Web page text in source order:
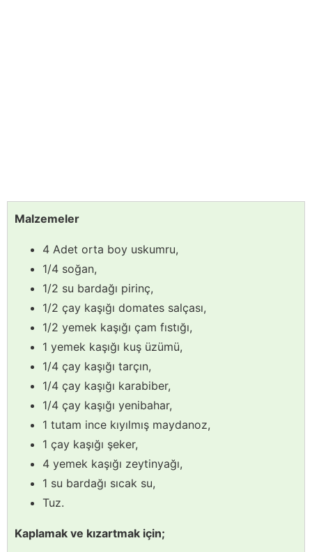
Malzemeler
4 Adet orta boy uskumru,
1/4 soğan,
1/2 su bardağı pirinç,
1/2 çay kaşığı domates salçası,
1/2 yemek kaşığı çam fıstığı,
1 yemek kaşığı kuş üzümü,
1/4 çay kaşığı tarçın,
1/4 çay kaşığı karabiber,
1/4 çay kaşığı yenibahar,
1 tutam ince kıyılmış maydanoz,
1 çay kaşığı şeker,
4 yemek kaşığı zeytinyağı,
1 su bardağı sıcak su,
Tuz.
Kaplamak ve kızartmak için;